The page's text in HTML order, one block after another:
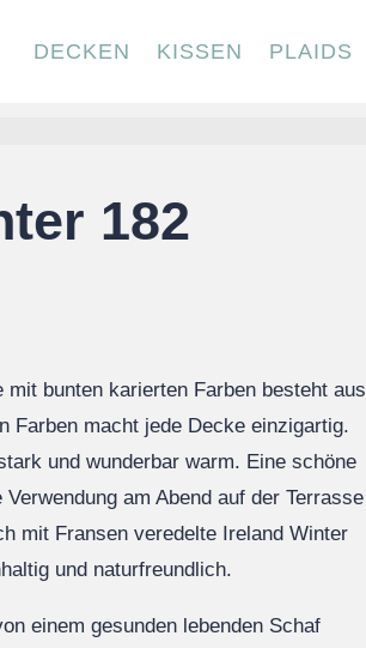
DECKEN KISSEN PLAIDS
182
bunten karierten Farben besteht aus
Farben macht jede Decke einzigartig.
und wunderbar warm. Eine schöne
am Abend auf der Terrasse
mit Fransen veredelte Ireland Winter
und naturfreundlich.
einem gesunden lebenden Schaf